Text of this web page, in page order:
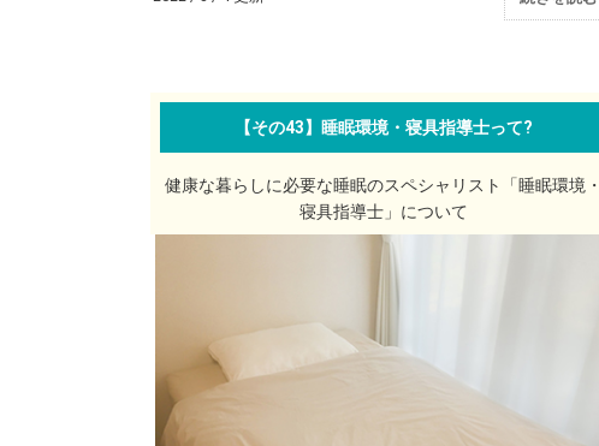
【その43】睡眠環境・寝具指導士って?
健康な暮らしに必要な睡眠のスペシャリスト「睡眠環境・
寝具指導士」について